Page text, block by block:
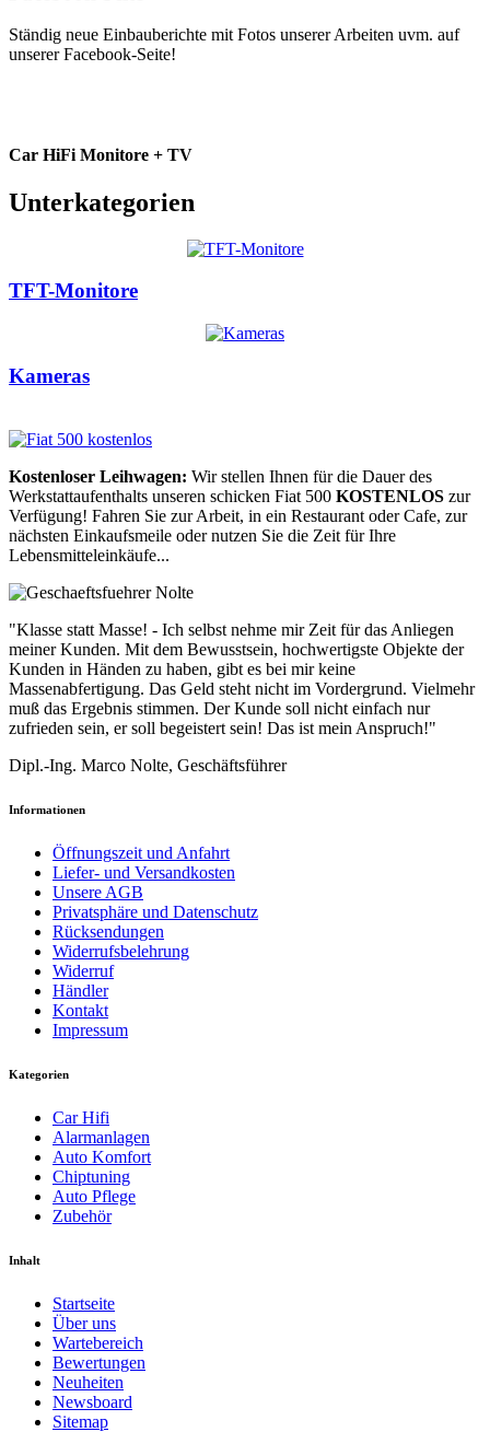
Ständig neue Einbauberichte mit Fotos unserer Arbeiten uvm. auf
unserer Facebook-Seite!
Car HiFi Monitore + TV
Unterkategorien
TFT-Monitore
Kameras
Kostenloser Leihwagen: Wir stellen Ihnen für die Dauer des
Werkstattaufenthalts unseren schicken Fiat 500 KOSTENLOS zur
Verfügung! Fahren Sie zur Arbeit, in ein Restaurant oder Cafe, zur
nächsten Einkaufsmeile oder nutzen Sie die Zeit für Ihre
Lebensmitteleinkäufe...
"Klasse statt Masse! - Ich selbst nehme mir Zeit für das Anliegen
meiner Kunden. Mit dem Bewusstsein, hochwertigste Objekte der
Kunden in Händen zu haben, gibt es bei mir keine
Massenabfertigung. Das Geld steht nicht im Vordergrund. Vielmehr
muß das Ergebnis stimmen. Der Kunde soll nicht einfach nur
zufrieden sein, er soll begeistert sein! Das ist mein Anspruch!"
Dipl.-Ing. Marco Nolte, Geschäftsführer
Informationen
Öffnungszeit und Anfahrt
Liefer- und Versandkosten
Unsere AGB
Privatsphäre und Datenschutz
Rücksendungen
Widerrufsbelehrung
Widerruf
Händler
Kontakt
Impressum
Kategorien
Car Hifi
Alarmanlagen
Auto Komfort
Chiptuning
Auto Pflege
Zubehör
Inhalt
Startseite
Über uns
Wartebereich
Bewertungen
Neuheiten
Newsboard
Sitemap